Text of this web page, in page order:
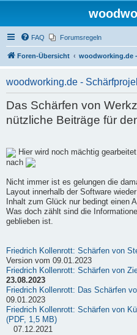
FAQ Forumsregeln
Foren-Übersicht woodworking.de
woodworking.de -
Das Schärfen von
nützliche Beiträge für
Hier wird noch mächtig
nach
Nicht immer ist es gelungen die
Layout innerhalb der Software
Inhalt zum Glück nur bedingt einen
Was doch zählt sind die
geblieben ist.
Friedrich Kollenrott: Schärfen von
Version vom 09.01.2023
Friedrich Kollenrott: Schärfen von
23.08.2023
Friedrich Kollenrott: Das Schärfen
09.01.2023
Friedrich Kollenrott: Schärfen von
(PDF, 1,5 MB)
07.12.2021